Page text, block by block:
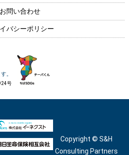
お問い合わせ
バシーポリシー
。
号
Copyright © S&H
Consulting Partners